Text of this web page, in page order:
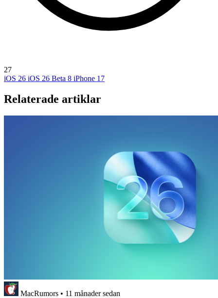
27
iOS 26 iOS 26 Beta 8 iPhone 17
Relaterade artiklar
MacRumors • 11 månader sedan